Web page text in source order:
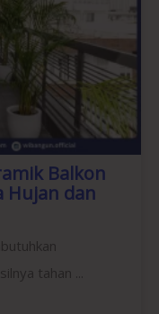
Balkon
Hujan dan
tahan ...